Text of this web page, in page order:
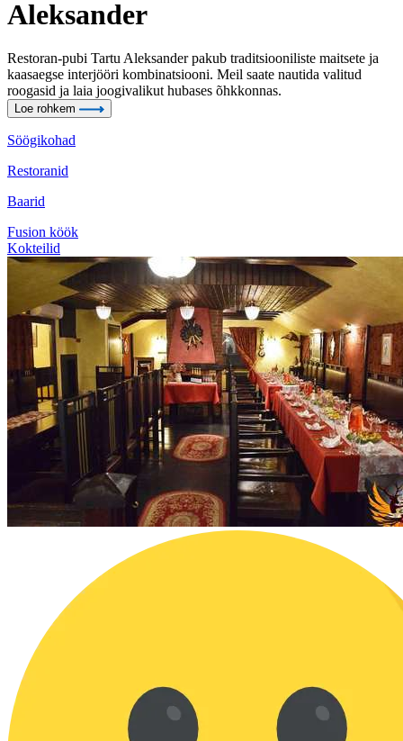
Aleksander
Restoran-pubi Tartu Aleksander pakub traditsiooniliste maitsete ja
kaasaegse interjööri kombinatsiooni. Meil saate nautida valitud
roogasid ja laia joogivalikut hubases õhkkonnas.
Loe rohkem
Söögikohad
Restoranid
Baarid
Fusion köök
Kokteilid